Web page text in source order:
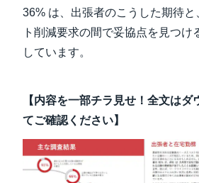
36% は、出張者のこうした期待と
ト削減要求の間で妥協点を見つけ
しています。
【内容を一部チラ見せ！全文はダ
てご確認ください】